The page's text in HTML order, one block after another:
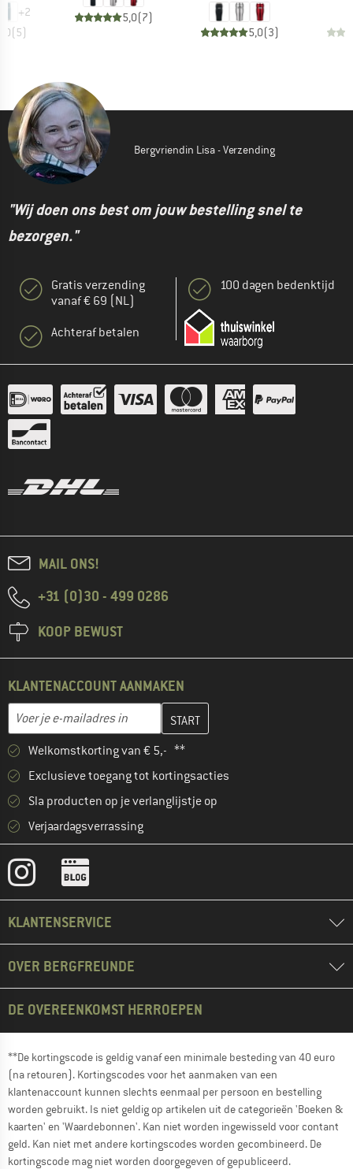
+2
(5)
5,0(7)
5,0(3)
Bergvriendin Lisa - Verzending
"Wij doen ons best om jouw bestelling snel te
bezorgen."
Gratis verzending
vanaf € 69 (NL)
Achteraf betalen
100 dagen bedenktijd
MAIL ONS!
+31 (0)30 - 499 0286
KOOP BEWUST
KLANTENACCOUNT AANMAKEN
E-mailadres
Vul je e-mailadres hier in en maak in de volgende stap je
Welkomstkorting van € 5,- **
Exclusieve toegang tot kortingsacties
Sla producten op je verlanglijstje op
Verjaardagsverrassing
KLANTENSERVICE
OVER BERGFREUNDE
DE OVEREENKOMST HERROEPEN
**De kortingscode is geldig vanaf een minimale besteding van 40 euro
(na retouren). Kortingscodes voor het aanmaken van een
klantenaccount kunnen slechts eenmaal per persoon en bestelling
worden gebruikt. Is niet geldig op artikelen uit de categorieën 'Boeken &
kaarten' en 'Waardebonnen'. Kan niet worden ingewisseld voor contant
geld. Kan niet met andere kortingscodes worden gecombineerd. De
kortingscode mag niet worden doorgegeven of gepubliceerd.